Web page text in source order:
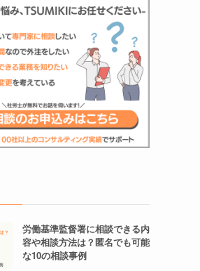
労働基準監督署に相談できる内
容や相談方法は？匿名でも可能
な10の相談事例